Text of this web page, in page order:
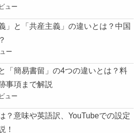
ュー
」と「共産主義」の違いとは？中国
ー
「簡易書留」の4つの違いとは？料
事項まで解説
ュー
？意味や英語訳、YouTubeでの設定
！